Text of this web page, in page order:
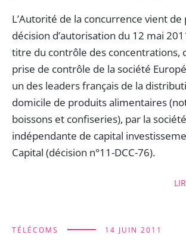
L’Autorité de la concurrence vient de
décision d’autorisation du 12 mai
titre du contrôle des concentrations,
prise de contrôle de la société
un des leaders français de la
domicile de produits alimentaires
boissons et confiseries), par la société
indépendante de capital
Capital (décision n°11-DCC-76).
TÉLÉCOMS 14 JUIN 2011